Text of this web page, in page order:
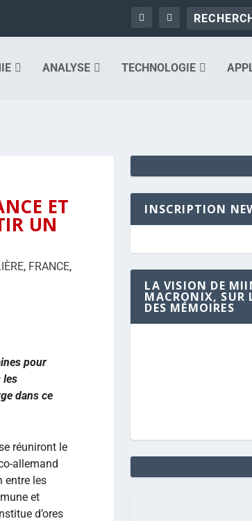
ANALYSE TECHNOLOGIE
ET
UN
, FRANCE,
pour
les
dans ce
réuniront le
allemand
entre les
et
d’ores
INSCRIPTION
LA VISION DE
MACRONIX, SUR
DES MÉMOIRES